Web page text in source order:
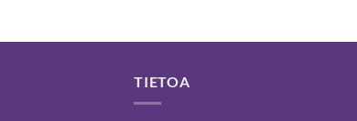
TIETOA